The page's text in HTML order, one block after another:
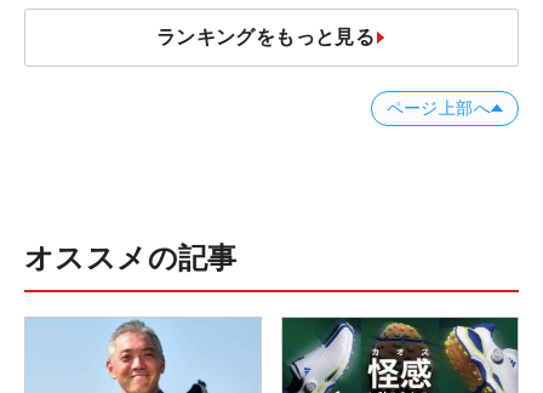
ランキングをもっと見る
ページ上部へ
オススメの記事